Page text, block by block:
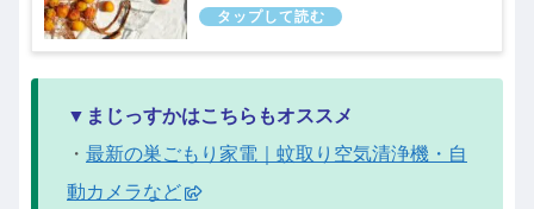
▼まじっすかはこちらもオススメ
・ 最新の巣ごもり家電｜蚊取り空気清浄機・自
動カメラなど